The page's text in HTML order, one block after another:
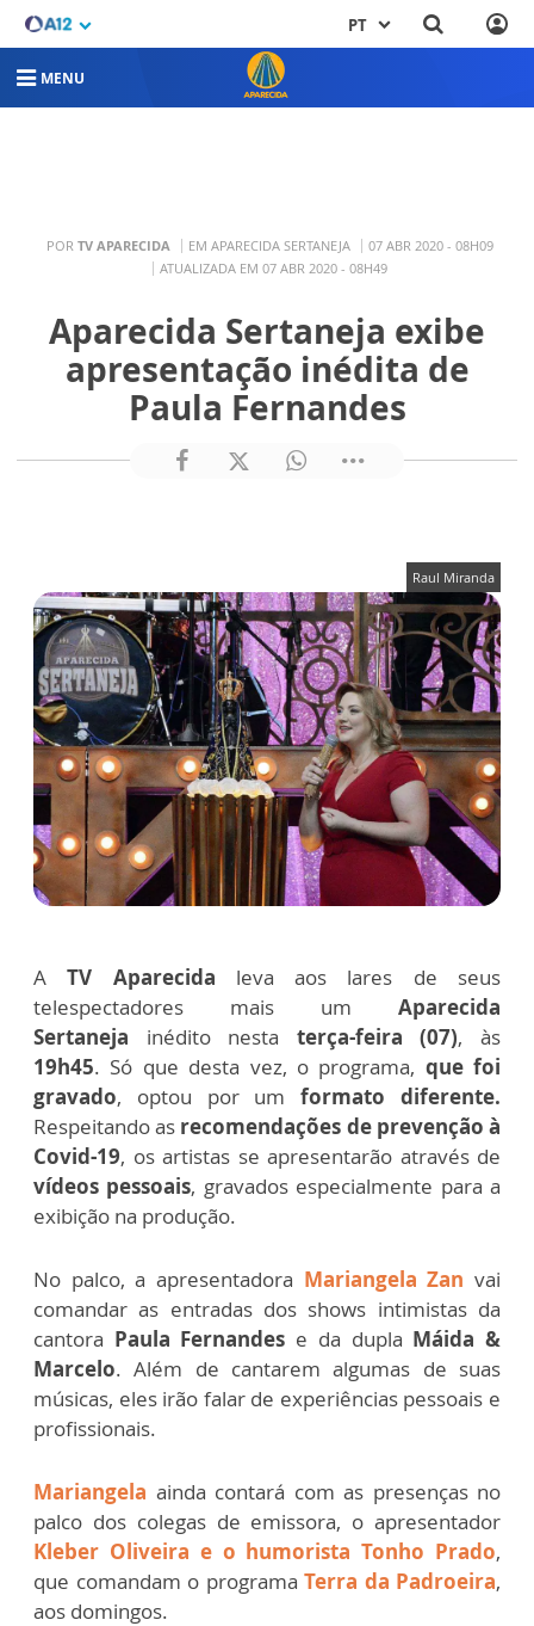
PT
MENU
POR TV APARECIDA EM APARECIDA SERTANEJA
07 ABR 2020 - 08H09
ATUALIZADA EM 07 ABR 2020 - 08H49
Aparecida Sertaneja exibe
apresentação inédita de
Paula Fernandes
Raul Miranda
ATV Aparecida leva aos lares de seus
telespectadores mais um Aparecida
Sertaneja inédito nesta terça-feira (07), às
19h45. Só que desta vez, o programa, que foi
gravado, optou por umformato diferente.
Respeitando as recomendações de prevenção à
Covid-19, os artistas se apresentarão através de
vídeos pessoais, gravados especialmente para a
exibição na produção.
No palco, a apresentadora Mariangela Zan vai
comandar as entradas dos shows intimistas da
cantora Paula Fernandes e da dupla Máida &
Marcelo. Além de cantarem algumas de suas
músicas, eles irão falar de experiências pessoais e
profissionais.
Mariangela ainda contará com as presenças no
palco dos colegas de emissora, o apresentador
Kleber Oliveira e o humorista Tonho Prado,
que comandam o programa Terra da Padroeira,
aos domingos.